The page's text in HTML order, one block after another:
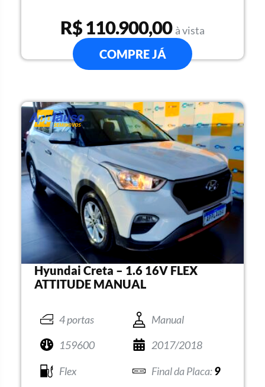
R$ 110.900,00 à vista
COMPRE JÁ
Hyundai Creta – 1.6 16V FLEX
ATTITUDE MANUAL
4 portas
Manual
159600
2017/2018
Flex
9